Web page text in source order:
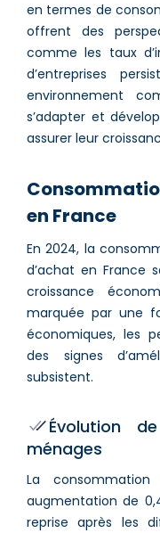
en termes de
offrent des
comme les taux
d’entreprises
environnement
s’adapter et
assurer leur
en France
En 2024, la
d’achat en France
croissance
marquée par une
économiques, les
des signes
subsistent.
Évolution
ménages
La
augmentation de
reprise après les